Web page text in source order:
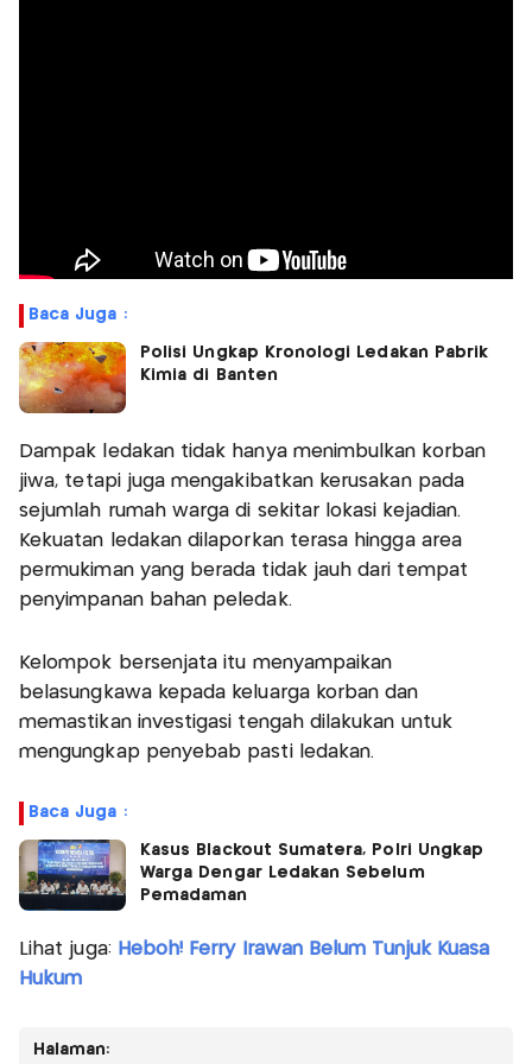
Baca Juga :
Polisi Ungkap Kronologi Ledakan Pabrik
Kimia di Banten
Dampak ledakan tidak hanya menimbulkan korban
jiwa, tetapi juga mengakibatkan kerusakan pada
sejumlah rumah warga di sekitar lokasi kejadian.
Kekuatan ledakan dilaporkan terasa hingga area
permukiman yang berada tidak jauh dari tempat
penyimpanan bahan peledak.
Kelompok bersenjata itu menyampaikan
belasungkawa kepada keluarga korban dan
memastikan investigasi tengah dilakukan untuk
mengungkap penyebab pasti ledakan.
Baca Juga :
Kasus Blackout Sumatera, Polri Ungkap
Warga Dengar Ledakan Sebelum
Pemadaman
Lihat juga: Heboh! Ferry Irawan Belum Tunjuk Kuasa
Hukum
Halaman: